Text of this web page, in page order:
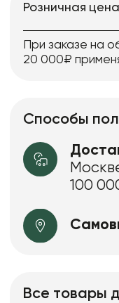
Розничная
При заказе на
20 000₽
Способы
100
Все товары